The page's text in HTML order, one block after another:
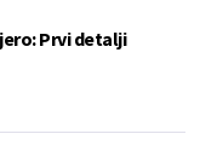
Prvi detalji